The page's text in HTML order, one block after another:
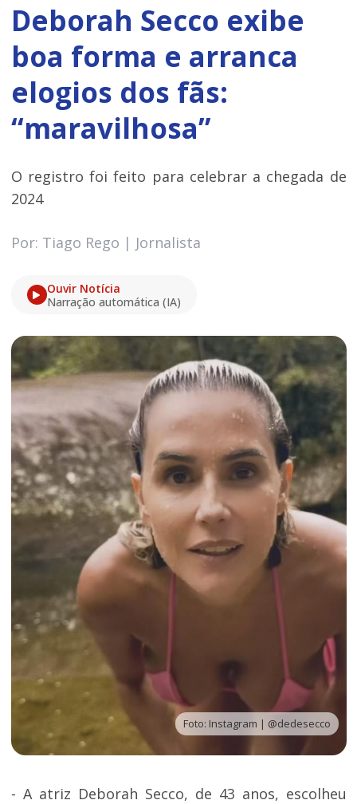
Deborah Secco exibe
boa forma e arranca
elogios dos fãs:
“maravilhosa”
O registro foi feito para celebrar a chegada de
2024
Por: Tiago Rego | Jornalista
Ouvir Notícia
Narração automática (IA)
Foto: Instagram | @dedesecco
- A atriz Deborah Secco, de 43 anos, escolheu